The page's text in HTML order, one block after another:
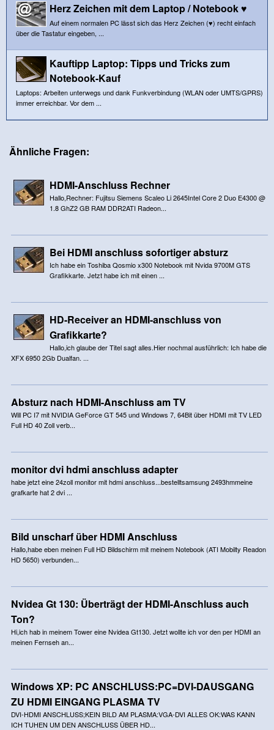
Herz Zeichen mit dem Laptop / Notebook ♥
Auf einem normalen PC lässt sich das Herz Zeichen (♥) recht einfach
über die Tastatur eingeben, ...
Kauftipp Laptop: Tipps und Tricks zum
Notebook-Kauf
Laptops: Arbeiten unterwegs und dank Funkverbindung (WLAN oder UMTS/GPRS)
immer erreichbar. Vor dem ...
Ähnliche Fragen:
HDMI-Anschluss Rechner
Hallo,Rechner: Fujitsu Siemens Scaleo Li 2645Intel Core 2 Duo E4300 @
1.8 GhZ2 GB RAM DDR2ATI Radeon...
Bei HDMI anschluss sofortiger absturz
Ich habe ein Toshiba Qosmio x300 Notebook mit Nvida 9700M GTS
Grafikkarte. Jetzt habe ich mit einen ...
HD-Receiver an HDMI-anschluss von
Grafikkarte?
Hallo,ich glaube der Titel sagt alles.Hier nochmal ausführlich: Ich habe die
XFX 6950 2Gb Dualfan. ...
Absturz nach HDMI-Anschluss am TV
Will PC I7 mit NVIDIA GeForce GT 545 und Windows 7, 64Bit über HDMI mit TV LED
Full HD 40 Zoll verb...
monitor dvi hdmi anschluss adapter
habe jetzt eine 24zoll monitor mit hdmi anschluss...bestelltsamsung 2493hmmeine
grafkarte hat 2 dvi ...
Bild unscharf über HDMI Anschluss
Hallo,habe eben meinen Full HD Bildschirm mit meinem Notebook (ATI Mobilty Readon
HD 5650) verbunden...
Nvidea Gt 130: Überträgt der HDMI-Anschluss auch
Ton?
Hi,ich hab in meinem Tower eine Nvidea Gt130. Jetzt wollte ich vor den per HDMI an
meinen Fernseh an...
Windows XP: PC ANSCHLUSS:PC=DVI-DAUSGANG
ZU HDMI EINGANG PLASMA TV
DVI-HDMI ANSCHLUSS;KEIN BILD AM PLASMA:VGA-DVI ALLES OK:WAS KANN
ICH TUHEN UM DEN ANSCHLUSS ÜBER HD...